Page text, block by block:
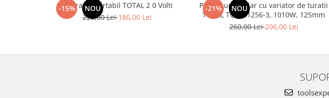
-15% NOU
Aspirator portabil TOTAL 2 0 Volti
220,00 Lei186,00 Lei
-21% NOU
Polizor unghiular cu variator de turatii
TOTAL TG1121256-3, 1010W, 125mm
260,00 Lei206,00 Lei